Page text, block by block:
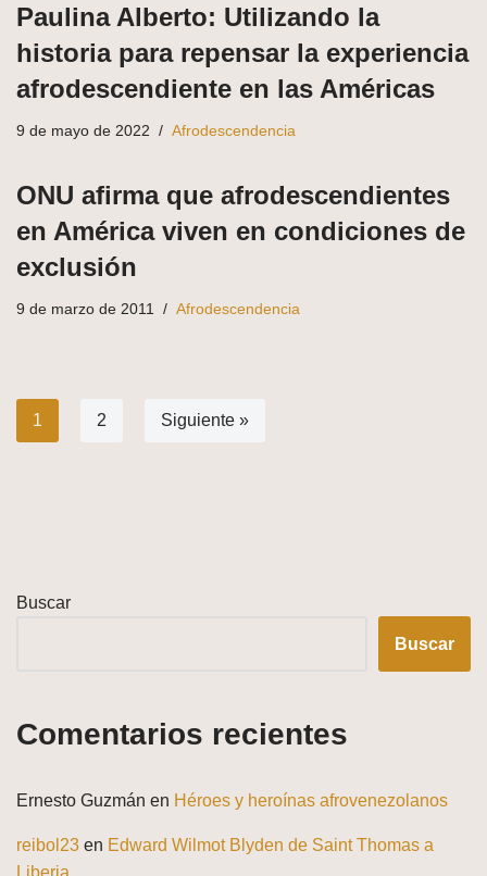
Paulina Alberto: Utilizando la
historia para repensar la experiencia
afrodescendiente en las Américas
9 de mayo de 2022 Afrodescendencia
ONU afirma que afrodescendientes
en América viven en condiciones de
exclusión
9 de marzo de 2011 Afrodescendencia
1 2 Siguiente »
Buscar
Buscar
Comentarios recientes
Ernesto Guzmán en Héroes y heroínas afrovenezolanos
reibol23 en Edward Wilmot Blyden de Saint Thomas a
Liberia